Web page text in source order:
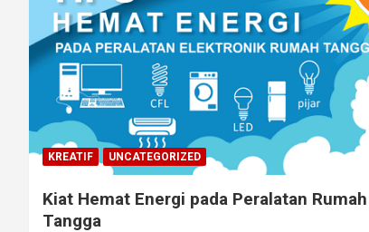
KREATIF UNCATEGORIZED
Kiat Hemat Energi pada Peralatan Rumah
Tangga